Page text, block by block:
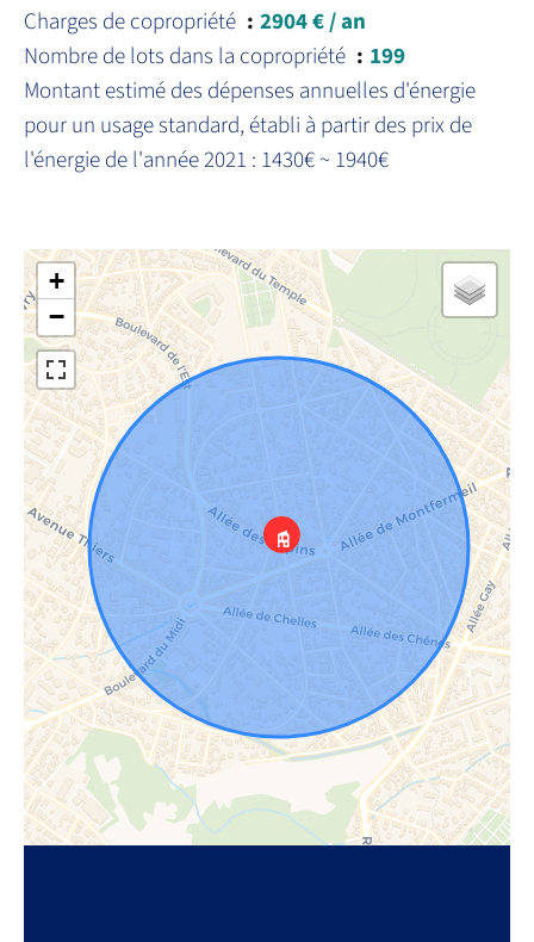
Charges de copropriété
2904 € / an
Nombre de lots dans la copropriété
199
Montant estimé des dépenses annuelles d'énergie
pour un usage standard, établi à partir des prix de
l'énergie de l'année 2021 : 1430€ ~ 1940€
+
−